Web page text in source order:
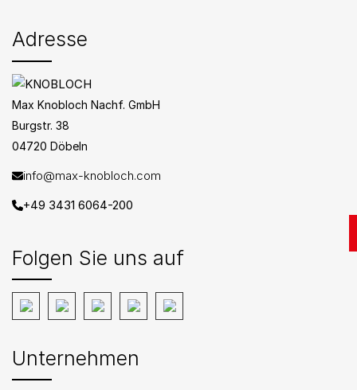
Adresse
Max Knobloch Nachf. GmbH
Burgstr. 38
04720 Döbeln
info@max-knobloch.com
+49 3431 6064-200
Folgen Sie uns auf
Unternehmen